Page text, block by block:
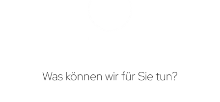
Was können wir für Sie tun?